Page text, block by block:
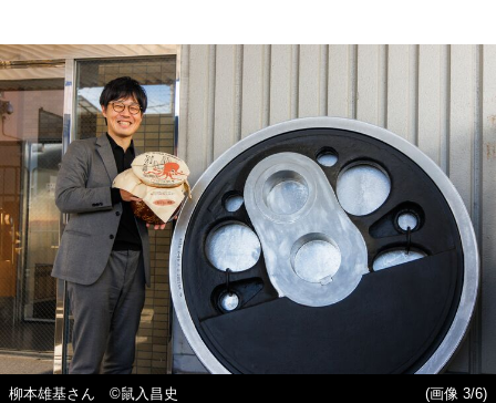
柳本雄基さん ©鼠入昌史 (画像 3/6)